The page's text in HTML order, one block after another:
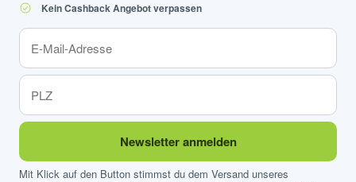
Kein Cashback Angebot verpassen
Newsletter anmelden
Mit Klick auf den Button stimmst du dem Versand unseres